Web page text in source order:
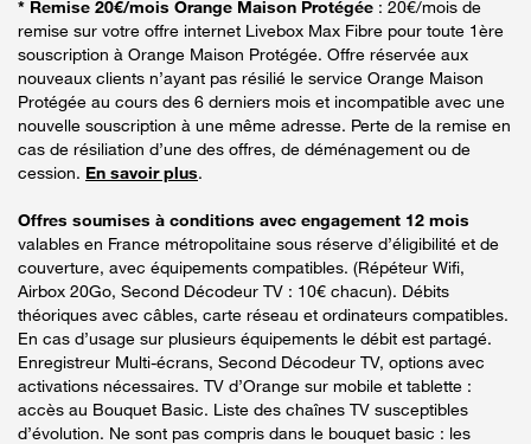
* Remise 20€/mois Orange Maison Protégée : 20€/mois de
remise sur votre offre internet Livebox Max Fibre pour toute 1ère
souscription à Orange Maison Protégée. Offre réservée aux
nouveaux clients n’ayant pas résilié le service Orange Maison
Protégée au cours des 6 derniers mois et incompatible avec une
nouvelle souscription à une même adresse. Perte de la remise en
cas de résiliation d’une des offres, de déménagement ou de
cession. En savoir plus.
Offres soumises à conditions avec engagement 12 mois
valables en France métropolitaine sous réserve d’éligibilité et de
couverture, avec équipements compatibles. (Répéteur Wifi,
Airbox 20Go, Second Décodeur TV : 10€ chacun). Débits
théoriques avec câbles, carte réseau et ordinateurs compatibles.
En cas d’usage sur plusieurs équipements le débit est partagé.
Enregistreur Multi-écrans, Second Décodeur TV, options avec
activations nécessaires. TV d’Orange sur mobile et tablette :
accès au Bouquet Basic. Liste des chaînes TV susceptibles
d’évolution. Ne sont pas compris dans le bouquet basic : les